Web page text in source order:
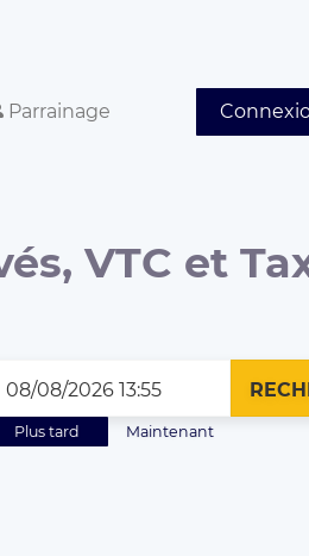
Parrainage
VTC et
Maintenant
Plus tard